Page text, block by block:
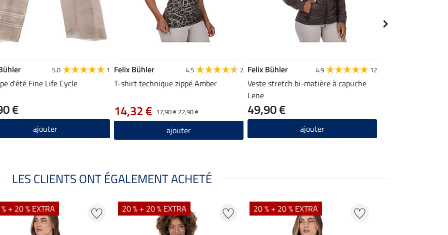
5.0 1
d'été Fine Life Cycle
€
ajouter
Felix Bühler 4.5 2
T-shirt technique zippé Amber
17,90 €22,90 €
14,32 €
ajouter
Felix Bühler 4.9 12
Veste stretch bi-matière à capuche
Lene
49,90 €
ajouter
LES CLIENTS ONT ÉGALEMENT ACHETÉ
+ 20 % EXTRA 20 % + 20 % EXTRA 20 % + 20 % EXTRA